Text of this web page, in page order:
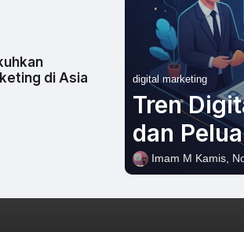
digital marketing
Tren
dan
Imam M Kamis,
di Asia